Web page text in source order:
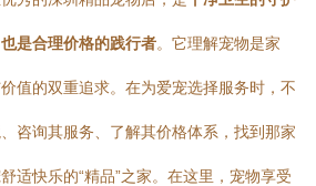
是合理价格的践行者。它理解宠物是家
值的双重追求。在为爱宠选择服务时，不
咨询其服务、了解其价格体系，找到那家
适快乐的“精品”之家。在这里，宠物享受